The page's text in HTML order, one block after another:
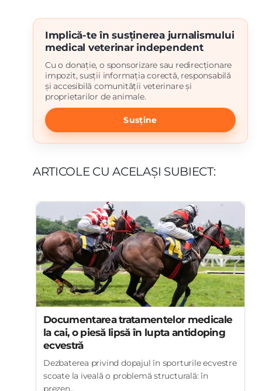
Implică-te în susținerea jurnalismului
medical veterinar independent
Cu o donație, o sponsorizare sau redirecționare
impozit, susții informația corectă, responsabilă
și accesibilă comunității veterinare și
proprietarilor de animale.
Susține
ARTICOLE CU ACELAȘI SUBIECT:
Documentarea tratamentelor medicale
la cai, o piesă lipsă în lupta antidoping
ecvestră
Dezbaterea privind dopajul în sporturile ecvestre
scoate la iveală o problemă structurală: în
prezen...